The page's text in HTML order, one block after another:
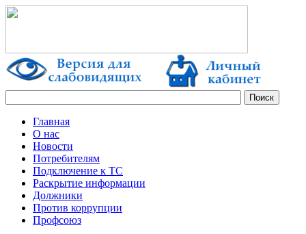
Главная
О нас
Новости
Потребителям
Подключение к ТС
Раскрытие информации
Должники
Против коррупции
Профсоюз